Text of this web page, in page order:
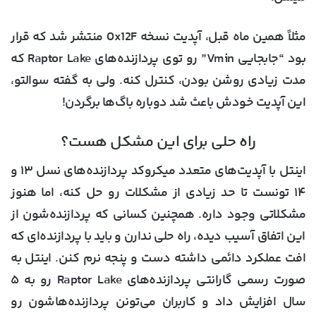
مثلاً همین ماه قبل، آپدیت نسخه0x12F منتشر شد که قرار
بود “جابجایی Vmin” رو توی پردازنده‌های Raptor Lake که
مدت زیادی روشن بودن، کنترل کنه. ولی به گفته سوالتو،
این آپدیت خودش باعث شد دوباره باگ‌ها برگردن!
راه حلی برای این مشکل هست؟
اینتل با آپدیت‌های متعدد میکروکد پردازنده‌های نسل ۱۳ و
۱۴ تونست تا حد زیادی از مشکلات رو حل کنه، اما هنوز
مشکلاتی وجود داره. همچنین کسانی که پردازنده‌شون از
این اتفاق آسیب دیده، راه حلی ندارن و باید با پردازنده‌ای که
افت عملکرد دائمی داشته دست و پنجه نرم کنن. اینتل به
صورت رسمی گارانتی پردازنده‌های Raptor Lake رو به ۵
سال افزایش داد و کاربران می‌تونن پردازنده‌هاشون رو